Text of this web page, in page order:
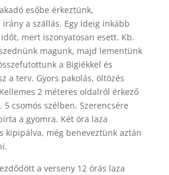
esőbe érkeztünk,
a szállás. Egy ideig inkább
mert iszonyatosan esett. Kb.
magunk, majd lementünk
a Bigiékkel és
a terv. Gyors pakolás, öltözés
2 méteres oldalról érkező
csomós szélben. Szerencsére
a gyomra. Két óra laza
kipipálva, még beneveztünk aztán
a verseny 12 órás laza